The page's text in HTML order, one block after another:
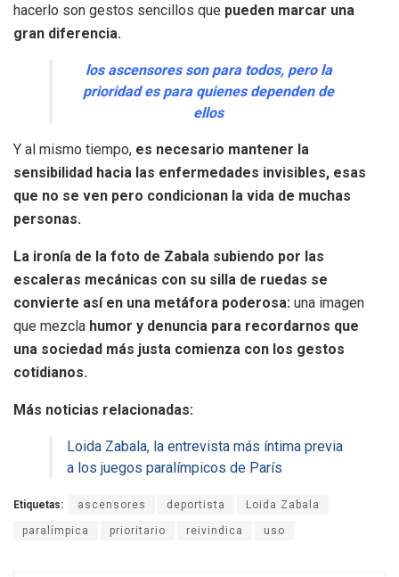
hacerlo son gestos sencillos que pueden marcar una
gran diferencia.
los ascensores son para todos, pero la
prioridad es para quienes dependen de
ellos
Y al mismo tiempo, es necesario mantener la
sensibilidad hacia las enfermedades invisibles, esas
que no se ven pero condicionan la vida de muchas
personas.
La ironía de la foto de Zabala subiendo por las
escaleras mecánicas con su silla de ruedas se
convierte así en una metáfora poderosa: una imagen
que mezcla humor y denuncia para recordarnos que
una sociedad más justa comienza con los gestos
cotidianos.
Más noticias relacionadas:
Loida Zabala, la entrevista más íntima previa
a los juegos paralímpicos de París
Etiquetas: ascensores deportista Loida Zabala
paralímpica prioritario reivindica uso